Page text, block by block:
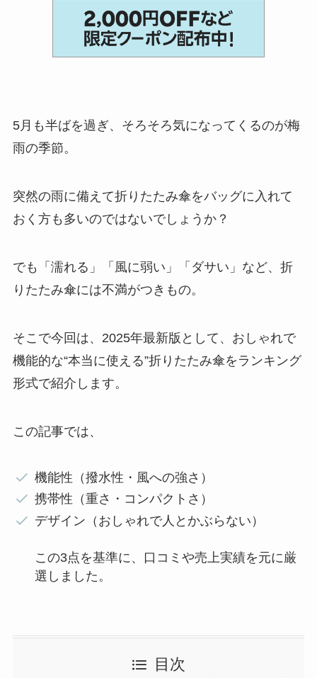
5月も半ばを過ぎ、そろそろ気になってくるのが梅
雨の季節。
突然の雨に備えて折りたたみ傘をバッグに入れて
おく方も多いのではないでしょうか？
でも「濡れる」「風に弱い」「ダサい」など、折
りたたみ傘には不満がつきもの。
そこで今回は、2025年最新版として、おしゃれで
機能的な“本当に使える”折りたたみ傘をランキング
形式で紹介します。
この記事では、
機能性（撥水性・風への強さ）
携帯性（重さ・コンパクトさ）
デザイン（おしゃれで人とかぶらない）
この3点を基準に、口コミや売上実績を元に厳
選しました。
目次